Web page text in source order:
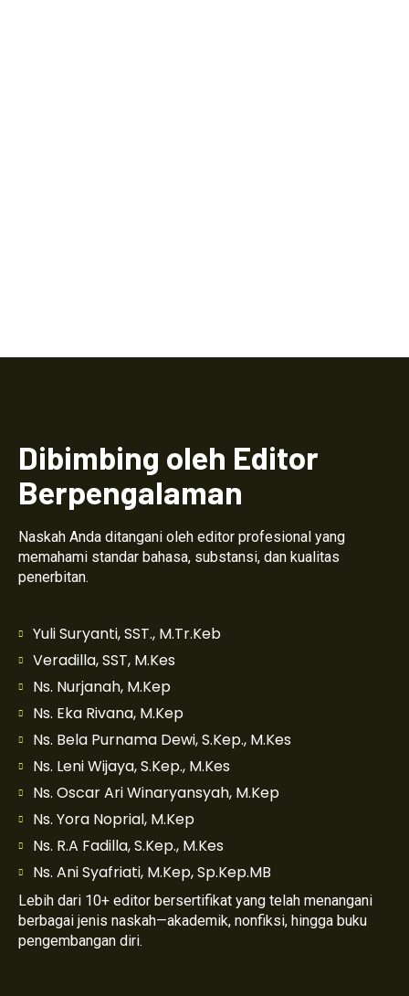
Dibimbing oleh Editor
Berpengalaman
Naskah Anda ditangani oleh editor profesional yang
memahami standar bahasa, substansi, dan kualitas
penerbitan.
Yuli Suryanti, SST., M.Tr.Keb
Veradilla, SST, M.Kes
Ns. Nurjanah, M.Kep
Ns. Eka Rivana, M.Kep
Ns. Bela Purnama Dewi, S.Kep., M.Kes
Ns. Leni Wijaya, S.Kep., M.Kes
Ns. Oscar Ari Winaryansyah, M.Kep
Ns. Yora Noprial, M.Kep
Ns. R.A Fadilla, S.Kep., M.Kes
Ns. Ani Syafriati, M.Kep, Sp.Kep.MB
Lebih dari 10+ editor bersertifikat yang telah menangani
berbagai jenis naskah—akademik, nonfiksi, hingga buku
pengembangan diri.